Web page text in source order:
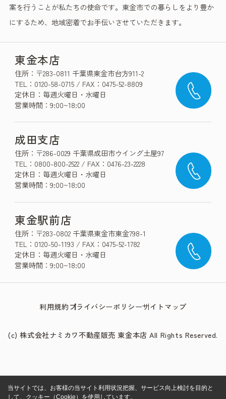
案を行うことが私たちの使命です。東金市での暮らしをより豊か
にするため、地域密着でお手伝いさせていただきます。
東金本店
住所：〒283-0811 千葉県東金市台方911-2
TEL：0120-58-0715 / FAX：0475-52-8809
定休日：毎週火曜日・水曜日
営業時間：9:00~18:00
成田支店
住所：〒286-0029 千葉県成田市ウイング土屋97
TEL：0800-800-2522 / FAX：0476-23-2228
定休日：毎週火曜日・水曜日
営業時間：9:00~18:00
東金駅前店
住所：〒283-0802 千葉県東金市東金798-1
TEL：0120-50-1193 / FAX：0475-52-1782
定休日：毎週火曜日・水曜日
営業時間：9:00~18:00
利用規約プライバシーポリシーサイトマップ
(c) 株式会社ナミカワ不動産販売 東金本店 All Rights Reserved.
当サイトでは、お客様の当サイト利用状況把握、サービス向上検討を目的と
して、クッキー（Cookie）を使用しています。